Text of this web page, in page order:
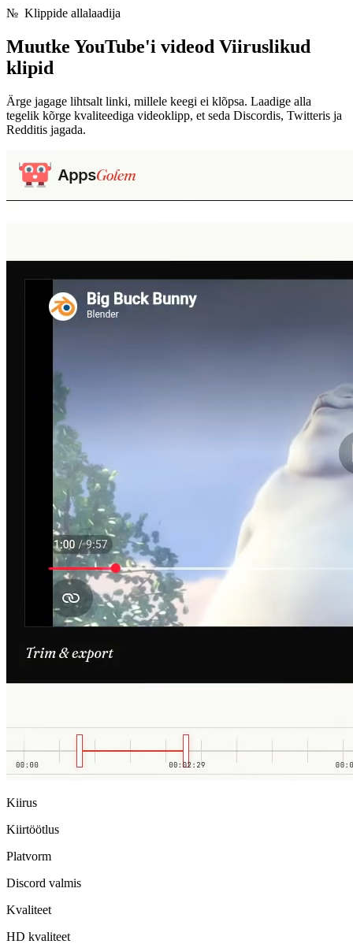
№ Klippide allalaadija
Muutke YouTube'i videod Viiruslikud
klipid
Ärge jagage lihtsalt linki, millele keegi ei klõpsa. Laadige alla
tegelik kõrge kvaliteediga videoklipp, et seda Discordis, Twitteris ja
Redditis jagada.
Kiirus
Kiirtöötlus
Platvorm
Discord valmis
Kvaliteet
HD kvaliteet